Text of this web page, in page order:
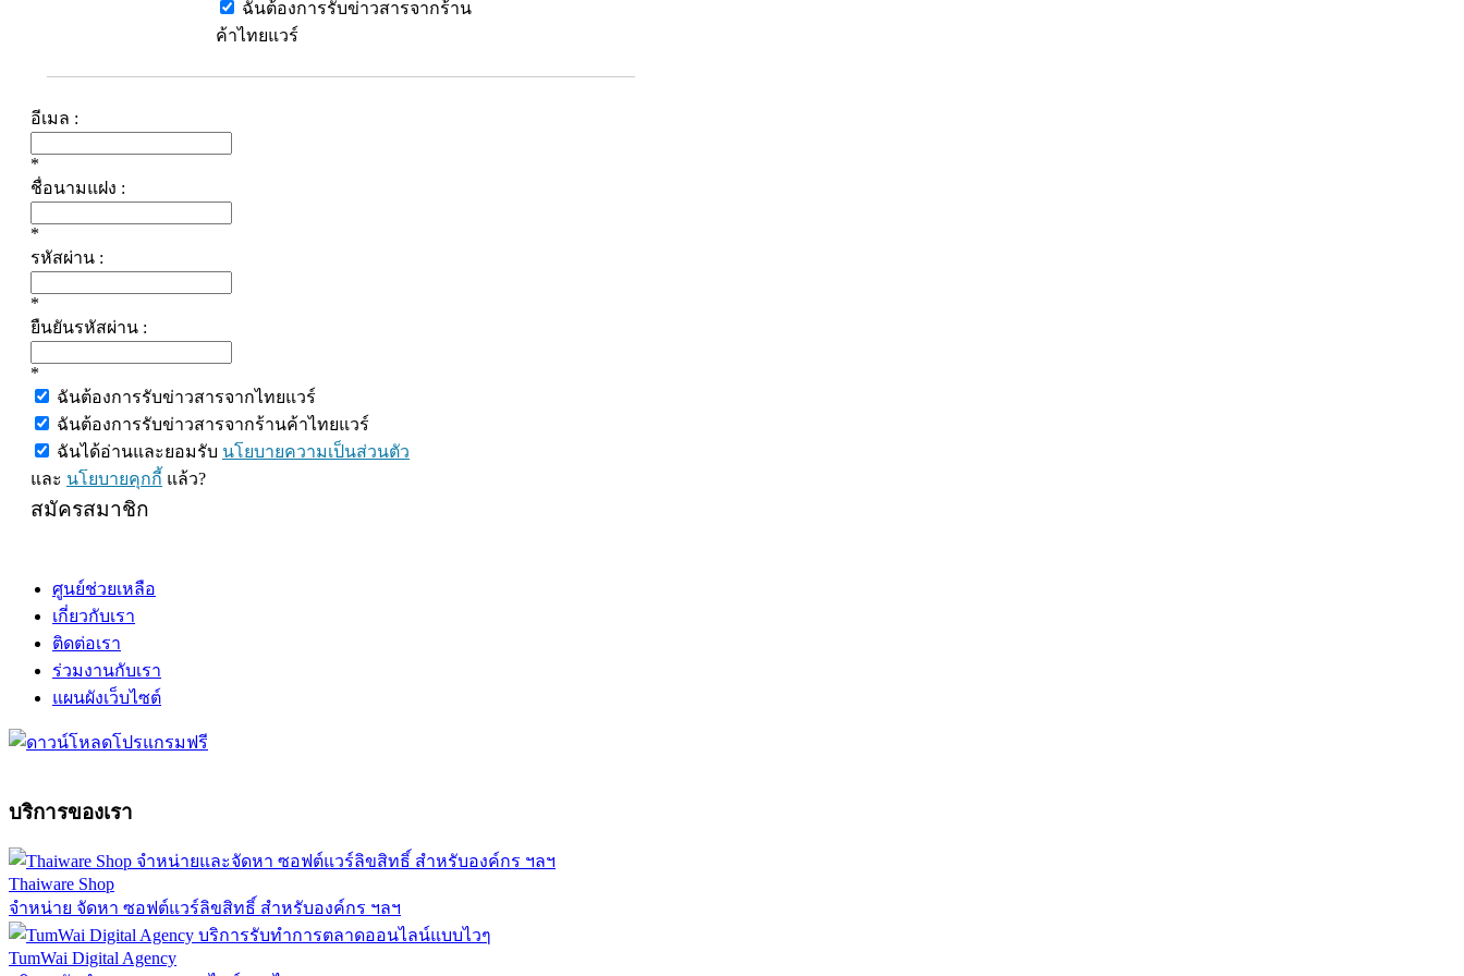
ฉันต้องการรับข่าวสารจากร้าน
ค้าไทยแวร์
อีเมล :
*
ชื่อนามแฝง :
*
รหัสผ่าน :
*
ยืนยันรหัสผ่าน :
*
ฉันต้องการรับข่าวสารจากไทยแวร์
ฉันต้องการรับข่าวสารจากร้านค้าไทยแวร์
ฉันได้อ่านและยอมรับ นโยบายความเป็นส่วนตัว
และ นโยบายคุกกี้ แล้ว?
สมัครสมาชิก
ศูนย์ช่วยเหลือ
เกี่ยวกับเรา
ติดต่อเรา
ร่วมงานกับเรา
แผนผังเว็บไซต์
บริการของเรา
Thaiware Shop
จำหน่าย จัดหา ซอฟต์แวร์ลิขสิทธิ์ สำหรับองค์กร ฯลฯ
TumWai Digital Agency